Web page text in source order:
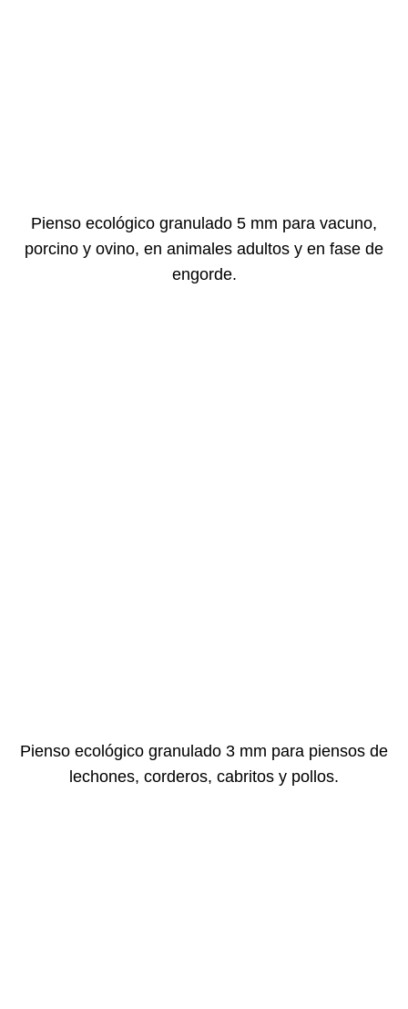
Pienso ecológico granulado 5 mm para vacuno,
porcino y ovino, en animales adultos y en fase de
engorde.
Pienso ecológico granulado 3 mm para piensos de
lechones, corderos, cabritos y pollos.